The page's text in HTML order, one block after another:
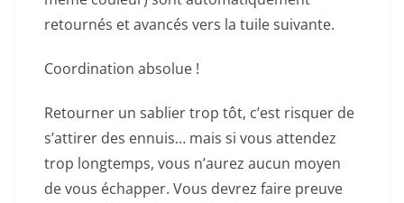
retournés et avancés vers la tuile suivante.
Coordination absolue !
Retourner un sablier trop tôt, c’est risquer de
s’attirer des ennuis… mais si vous attendez
trop longtemps, vous n’aurez aucun moyen
de vous échapper. Vous devrez faire preuve